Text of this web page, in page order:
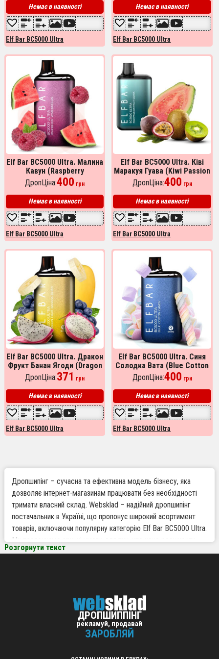
Немає в наявності
Elf Bar BC5000 Ultra
Немає в наявності
Elf Bar BC5000 Ultra
Elf Bar BC5000 Ultra. Малина
Кавун (Raspberry
Watermelon)
ДропЦіна:400 грн
Немає в наявності
Elf Bar BC5000 Ultra
Elf Bar BC5000 Ultra. Ківі
Маракуя Гуава (Kiwi Passion
Fruit Guava)
ДропЦіна:400 грн
Немає в наявності
Elf Bar BC5000 Ultra
Elf Bar BC5000 Ultra. Дракон
Фрукт Банан Ягоди (Dragon
Fruit Banana Berry)
ДропЦіна:371 грн
Немає в наявності
Elf Bar BC5000 Ultra
Elf Bar BC5000 Ultra. Синя
Солодка Вата (Blue Cotton
Candy)
ДропЦіна:400 грн
Немає в наявності
Elf Bar BC5000 Ultra
Дропшипінг – сучасна та ефективна модель бізнесу, яка
дозволяє інтернет-магазинам працювати без необхідності
тримати власний склад. Websklad – надійний дропшипінг
постачальник в Україні, що пропонує широкий асортимент
товарів, включаючи популярну категорію Elf Bar BC5000 Ultra.
Ми пропонуємо зручні умови для тих, хто хоче розширити
асортимент і збільшити прибуток без зайвих витрат та
Великий асортимент товарів – у нас ви знайдете актуальні
та затребувані продукти, включаючи товари для
Розгорнути текст
ДРОПШИППІНГ
рекламуй, продавай
ЗАРОБЛЯЙ